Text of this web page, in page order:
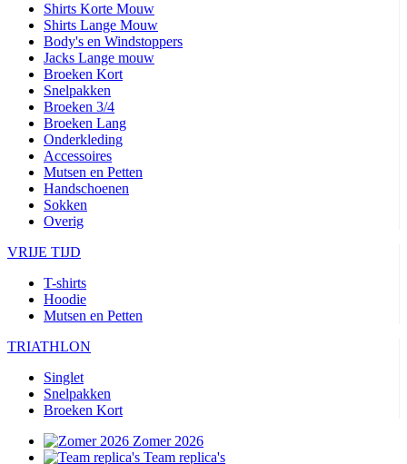
Shirts Korte Mouw
Shirts Lange Mouw
Body's en Windstoppers
Jacks Lange mouw
Broeken Kort
Snelpakken
Broeken 3/4
Broeken Lang
Onderkleding
Accessoires
Mutsen en Petten
Handschoenen
Sokken
Overig
VRIJE TIJD
T-shirts
Hoodie
Mutsen en Petten
TRIATHLON
Singlet
Snelpakken
Broeken Kort
Zomer 2026
Team replica's